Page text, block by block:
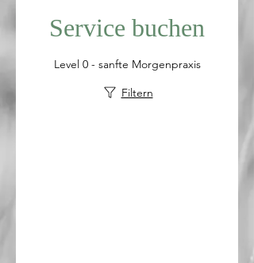
Service buchen
Level 0 - sanfte Morgenpraxis
Filtern